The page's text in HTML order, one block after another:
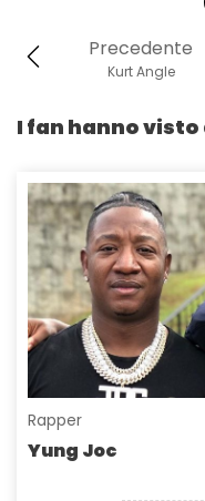
Precedente
Kurt Angle
I fan hanno visto
Rapper
Yung Joc